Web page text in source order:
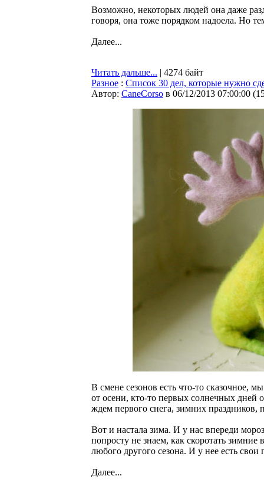
Возможно, некоторых людей она даже
говоря, она тоже порядком надоела. Но
Далее...
Читать дальше... | 4274 байт
Разное : Список 30 дел, которые нужно
Автор: CaneCorso в 06/12/2013 07:00:00 (
В смене сезонов есть что-то сказочное,
от осени, кто-то первых солнечных дней
ждем первого снега, зимних праздников,
Вот и настала зима. И у нас впереди
попросту не знаем, как скоротать
любого другого сезона. И у нее есть
Далее...